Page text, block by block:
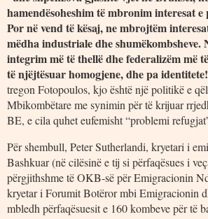
hamendësoheshim të mbronim interesat
Por në vend të kësaj, ne mbrojtëm
mëdha industriale dhe shumëkombsheve.
integrim më të thellë dhe federalizëm më
të njëjtësuar homogjene, dhe pa identitete!
tregon Fotopoulos, kjo është një politikë e
Mbikombëtare me synimin për të krijuar
BE, e cila quhet eufemisht “problemi
Për shembull, Peter Sutherlandi, kryetari i
Bashkuar (në cilësinë e tij si përfaqësues i
përgjithshme të OKB-së për Emigracionin
kryetar i Forumit Botëror mbi Emigracionin
mbledh përfaqësuesit e 160 kombeve për të